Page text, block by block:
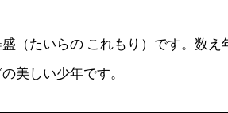
（たいらの これもり）です。数え
美しい少年です。